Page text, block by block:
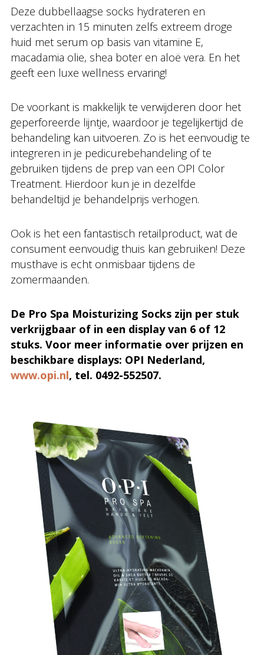
Deze dubbellaagse socks hydrateren en
verzachten in 15 minuten zelfs extreem droge
huid met serum op basis van vitamine E,
macadamia olie, shea boter en aloë vera. En het
geeft een luxe wellness ervaring!
De voorkant is makkelijk te verwijderen door het
geperforeerde lijntje, waardoor je tegelijkertijd de
behandeling kan uitvoeren. Zo is het eenvoudig te
integreren in je pedicurebehandeling of te
gebruiken tijdens de prep van een OPI Color
Treatment. Hierdoor kun je in dezelfde
behandeltijd je behandelprijs verhogen.
Ook is het een fantastisch retailproduct, wat de
consument eenvoudig thuis kan gebruiken! Deze
musthave is echt onmisbaar tijdens de
zomermaanden.
De Pro Spa Moisturizing Socks zijn per stuk
verkrijgbaar of in een display van 6 of 12
stuks. Voor meer informatie over prijzen en
beschikbare displays: OPI Nederland,
www.opi.nl, tel. 0492-552507.